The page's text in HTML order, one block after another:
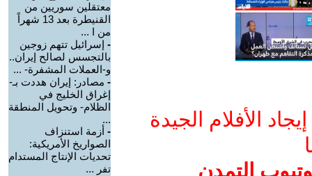
الأفلام الجيدة
التمدن
معتقلين سوريين من
القنيطرة بعد 13 شهراً
من ا ...
- إسرائيل تتهم زوجين
بالتجسس لصالح إيران..
و-العملات المشفرة- ...
- مصادر: إيران هددت بـ-
إغراق الخليج في
الظلام- وتحويل المنطقة
...
- أزمة استنزاف
الصواريخ الأمريكية:
تحديات الإنتاج المستدام
تفر ...